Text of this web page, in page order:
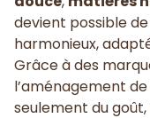
devient possible
harmonieux,
Grâce à des
l’aménagement
seulement du